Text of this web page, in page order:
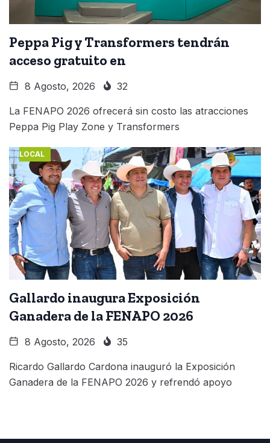
Peppa Pig y Transformers tendrán
acceso gratuito en
8 Agosto, 2026 32
La FENAPO 2026 ofrecerá sin costo las atracciones
Peppa Pig Play Zone y Transformers
LOCAL
Gallardo inaugura Exposición
Ganadera de la FENAPO 2026
8 Agosto, 2026 35
Ricardo Gallardo Cardona inauguró la Exposición
Ganadera de la FENAPO 2026 y refrendó apoyo